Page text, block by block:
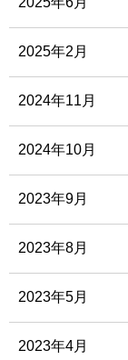
2025年2月
2024年11月
2024年10月
2023年9月
2023年8月
2023年5月
2023年4月